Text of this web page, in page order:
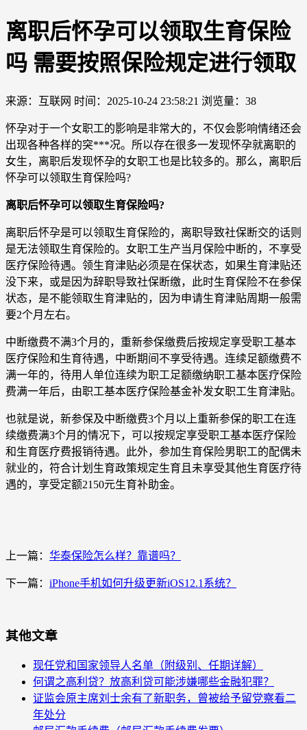
离职后怀孕可以领取生育保险
吗 需要按照保险规定进行领取
来源：互联网 时间：2025-10-24 23:58:21 浏览量：38
怀孕对于一个女职工的影响是非常大的，不仅会影响情绪还会
出现各种各样的突***况。所以存在很多一发现怀孕就离职的
女生，离职后发现怀孕的女职工也是比较多的。那么，离职后
怀孕可以领取生育保险吗?
离职后怀孕可以领取生育保险吗?
离职后怀孕是可以领取生育保险的，离职导致社保断交的话则
是无法领取生育保险的。女职工生产当月保险中断的，不享受
医疗保险待遇。领生育津贴必须是在保状态，如果生育津贴还
没下来，或是因为辞职导致社保断缴，此时生育保险不在参保
状态，是不能领取生育津贴的，因为申请生育津贴周期一般需
要2个月左右。
中断缴费不满3个月的，重新参保缴费后按规定享受职工基本
医疗保险和生育待遇，中断期间不享受待遇。连续足额缴费不
满一年的，待用人单位连续为职工足额缴纳职工基本医疗保险
费满一年后，由职工基本医疗保险基金补发女职工生育津贴。
也就是说，新参保及中断缴费3个月以上重新参保的职工在连
续缴费满3个月的情况下，可以按规定享受职工基本医疗保险
和生育医疗费报销待遇。此外，参加生育保险男职工的配偶未
就业的，符合计划生育政策规定生育且未享受其他生育医疗待
遇的，享受定额2150元生育补助金。
上一篇： 华泰保险怎么样？靠谱吗？
下一篇： iPhone手机如何升级更新iOS12.1系统？
其他文章
现任党和国家领导人名单（附级别、任期详解）
何谓之高利贷？放高利贷可能涉嫌哪些金融犯罪？
证监会原主席刘士余有了新职务，曾被给予留党察看二
年处分